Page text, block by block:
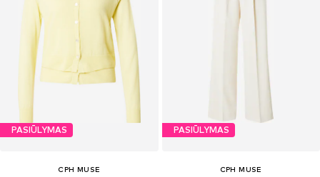
PASIŪLYMAS
CPH MUSE
PASIŪLYMAS
CPH MUSE